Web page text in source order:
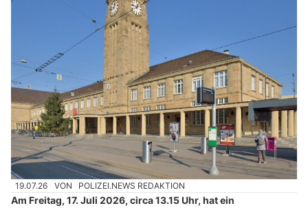
19.07.26 VON POLIZEI.NEWS REDAKTION
Am Freitag, 17. Juli 2026, circa 13.15 Uhr, hat ein